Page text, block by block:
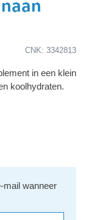
CNK: 3342813
in een klein
koolhydraten.
mail wanneer